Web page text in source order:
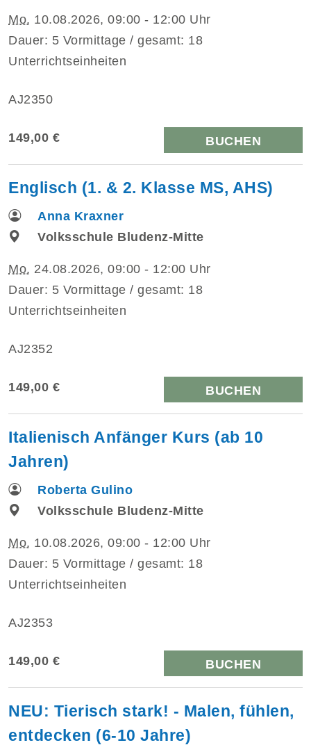
Mo. 10.08.2026, 09:00 - 12:00 Uhr
Dauer: 5 Vormittage / gesamt: 18
Unterrichtseinheiten
AJ2350
149,00 € BUCHEN
Englisch (1. & 2. Klasse MS, AHS)
Anna Kraxner
Volksschule Bludenz-Mitte
Mo. 24.08.2026, 09:00 - 12:00 Uhr
Dauer: 5 Vormittage / gesamt: 18
Unterrichtseinheiten
AJ2352
149,00 € BUCHEN
Italienisch Anfänger Kurs (ab 10
Jahren)
Roberta Gulino
Volksschule Bludenz-Mitte
Mo. 10.08.2026, 09:00 - 12:00 Uhr
Dauer: 5 Vormittage / gesamt: 18
Unterrichtseinheiten
AJ2353
149,00 € BUCHEN
NEU: Tierisch stark! - Malen, fühlen,
entdecken (6-10 Jahre)